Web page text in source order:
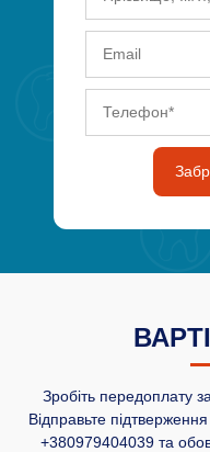
Зробіть передоплату
Відправьте
+380979404039 та